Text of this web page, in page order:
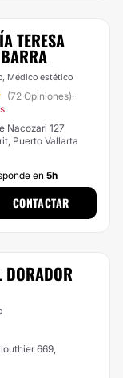
TERESA
Médico estético
(72 Opiniones)·
Nacozari 127
Puerto Vallarta
en 5h
CONTACTAR
DORADOR
669,